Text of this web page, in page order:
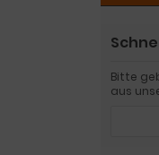
Bitte
aus